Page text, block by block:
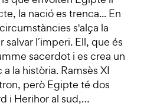
la nació es trenca... En
s'alça la
l´imperi. Ell, que és
sacerdot i es crea un
la història. Ramsès XI
però Egipte té dos
i Herihor al sud,…